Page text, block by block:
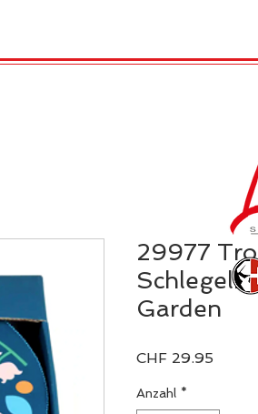
29977
Schlegeln
Garden
CHF 29.95
Anzahl *